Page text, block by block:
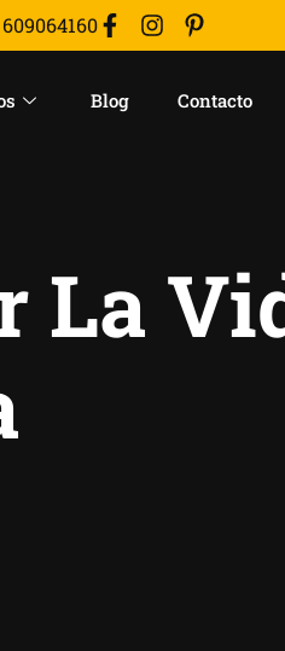
609064160
Blog Contacto
La